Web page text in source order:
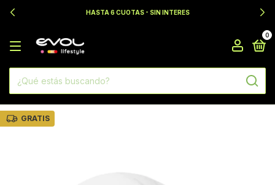
HASTA 6 CUOTAS - SIN INTERES
0
GRATIS